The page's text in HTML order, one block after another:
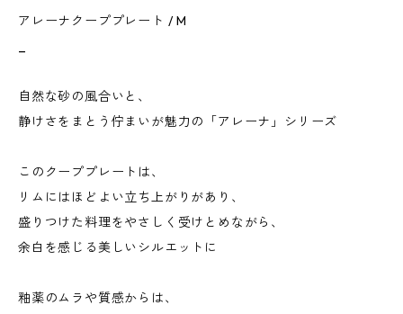
アレーナクーププレート / M
自然な砂の風合いと、
静けさをまとう佇まいが魅力の「アレーナ」シリーズ
このクーププレートは、
リムにはほどよい立ち上がりがあり、
盛りつけた料理をやさしく受けとめながら、
余白を感じる美しいシルエットに
釉薬のムラや質感からは、